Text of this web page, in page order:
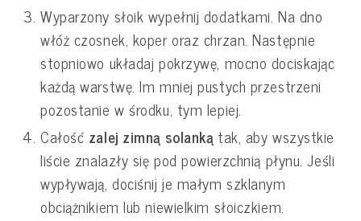
Wyparzony słoik wypełnij dodatkami. Na dno
włóż czosnek, koper oraz chrzan. Następnie
stopniowo układaj pokrzywę, mocno dociskając
każdą warstwę. Im mniej pustych przestrzeni
pozostanie w środku, tym lepiej.
Całość zalej zimną solankątak, aby wszystkie
liście znalazły się pod powierzchnią płynu. Jeśli
wypływają, dociśnij je małym szklanym
obciążnikiem lub niewielkim słoiczkiem.